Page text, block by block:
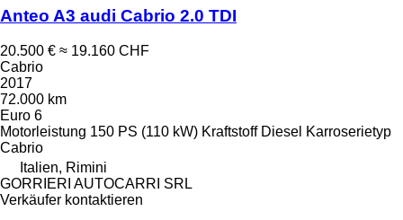
Anteo A3 audi Cabrio 2.0 TDI
20.500 € ≈ 19.160 CHF
Cabrio
2017
72.000 km
Euro 6
Motorleistung 150 PS (110 kW) Kraftstoff Diesel Karroserietyp
Cabrio
Italien, Rimini
GORRIERI AUTOCARRI SRL
Verkäufer kontaktieren